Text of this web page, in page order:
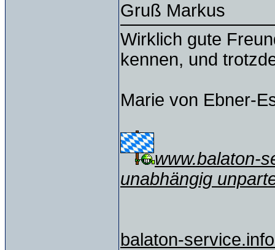
Gruß Markus
Wirklich gute
kennen, und
Marie von Ebner-
www.balaton-
unabhängig
balaton-